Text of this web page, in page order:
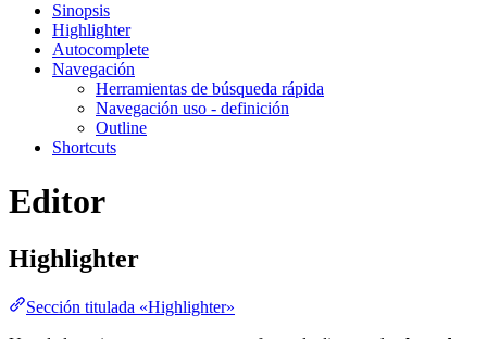
Sinopsis
Highlighter
Autocomplete
Navegación
Herramientas de búsqueda rápida
Navegación uso - definición
Outline
Shortcuts
Editor
Highlighter
Sección titulada «Highlighter»